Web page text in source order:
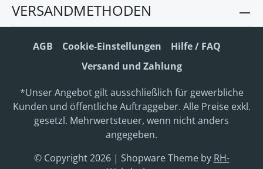
VERSANDMETHODEN
AGB Cookie-Einstellungen
Hilfe / FAQ
Versand und Zahlung
*Unser Angebot gilt ausschließlich für gewerbliche
Kunden und öffentliche Auftraggeber. Alle Preise exkl.
gesetzl. Mehrwertsteuer, wenn nicht anders
angegeben.
© Copyright 2026 | Shopware Theme by RH-